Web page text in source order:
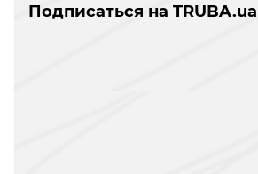
Подписаться на TRUBA.ua